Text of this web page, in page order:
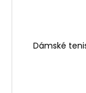
Dámské